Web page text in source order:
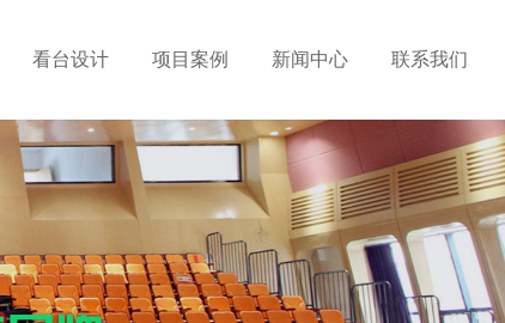
看台设计 项目案例 新闻中心 联系我们